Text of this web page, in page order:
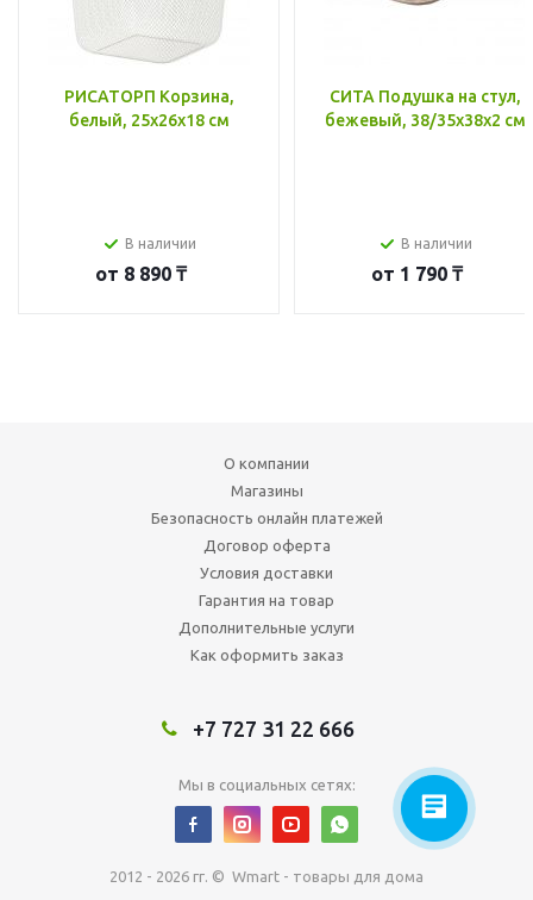
РИСАТОРП Корзина,
белый, 25x26x18 см
В наличии
от 8 890 ₸
СИТА Подушка на стул,
бежевый, 38/35x38x2 см
В наличии
от 1 790 ₸
О компании
Магазины
Безопасность онлайн платежей
Договор оферта
Условия доставки
Гарантия на товар
Дополнительные услуги
Как оформить заказ
+7 727 31 22 666
Мы в социальных сетях:
2012 - 2026 гг. © Wmart - товары для дома